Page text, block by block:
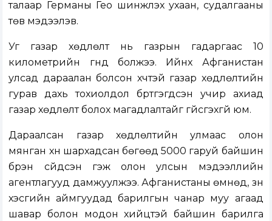
талаар Германы Гео шинжлэх ухаан, судалгааны
төв мэдээлэв.
Уг газар хөдлөлт нь газрын гадаргаас 10
километрийн гүнд болжээ. Ийнхүү Афганистан
улсад дараалан болсон хүчтэй газар хөдлөлтийн
гурав дахь тохиолдол бүртгэгдсэн учир ахиад
газар хөдлөлт болох магадлалтайг үгүйсгэхгүй юм.
Дараалсан газар хөдлөлтийн улмаас олон
мянган хүн шархадсан бөгөөд 5000 гаруй байшин
бүрэн сүйдсэн гэж олон улсын мэдээллийн
агентлагууд дамжуулжээ. Афганистаны өмнөд, зүүн
хэсгийн аймгуудад барилгын чанар муу агаад
шавар болон модон хийцтэй байшин барилга